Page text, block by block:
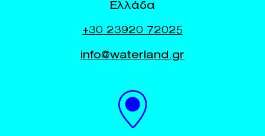
+30 23920 72025
Ελλάδα
+30 23920 72025
info@waterland.gr